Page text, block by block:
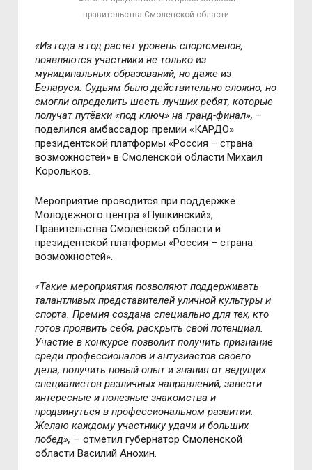
правительства Смоленской области
«Из года в год растёт уровень спортсменов,
появляются участники не только из
муниципальных образований, но даже из
Беларуси. Судьям было действительно сложно, но
смогли определить шесть лучших ребят, которые
получат путёвки «под ключ» на гранд-финал», –
поделился амбассадор премии «КАРДО»
президентской платформы «Россия – страна
возможностей» в Смоленской области Михаил
Корольков.
Мероприятие проводится при поддержке
Молодежного центра «Пушкинский»,
Правительства Смоленской области и
президентской платформы «Россия – страна
возможностей».
«Такие мероприятия позволяют поддерживать
талантливых представителей уличной культуры и
спорта. Премия создана специально для тех, кто
готов проявить себя, раскрыть свой потенциал.
Участие в конкурсе позволит получить признание
среди профессионалов и энтузиастов своего
дела, получить новый опыт и знания от ведущих
специалистов различных направлений, завести
интересные и полезные знакомства и
продвинуться в профессиональном развитии.
Желаю каждому участнику удачи и больших
побед», – отметил губернатор Смоленской
области Василий Анохин.